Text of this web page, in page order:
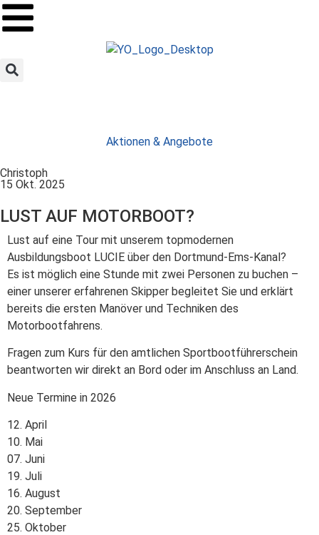
Aktionen & Angebote
Christoph
15 Okt. 2025
LUST AUF MOTORBOOT?
Lust auf eine Tour mit unserem topmodernen
Ausbildungsboot LUCIE über den Dortmund-Ems-Kanal?
Es ist möglich eine Stunde mit zwei Personen zu buchen –
einer unserer erfahrenen Skipper begleitet Sie und erklärt
bereits die ersten Manöver und Techniken des
Motorbootfahrens.
Fragen zum Kurs für den amtlichen Sportbootführerschein
beantworten wir direkt an Bord oder im Anschluss an Land.
Neue Termine in 2026
12. April
10. Mai
07. Juni
19. Juli
16. August
20. September
25. Oktober